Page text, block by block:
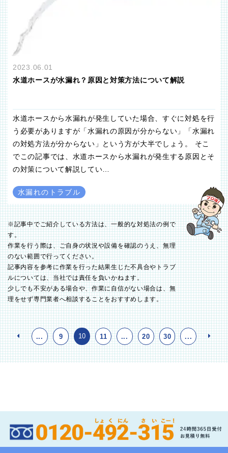
2023.06.01
水道ホースが水漏れ？原因と対策方法について解説
水道ホースから水漏れが発生していた場合、すぐに対処を行
う必要がありますが「水漏れの原因が分からない」「水漏れ
の対処方法が分からない」という方が大半でしょう。 そこ
でこの記事では、水道ホースから水漏れが発生する原因とそ
の対策について解説してい…
水漏れのトラブル
※記事中でご紹介している方法は、一般的な対処法の例で
す。
作業を行う際は、ご自身の状況や設備を確認のうえ、無理
のない範囲で行ってください。
記事内容を参考に作業を行った結果生じた不具合やトラブ
ルについては、当社では責任を負いかねます。
少しでも不安がある場合や、作業に自信がない場合は、無
理をせず専門業者へ相談することをおすすめします。
... 9 10 11 ... 20 30 ...